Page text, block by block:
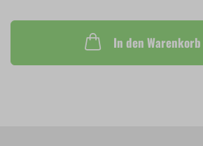
In den Warenkorb